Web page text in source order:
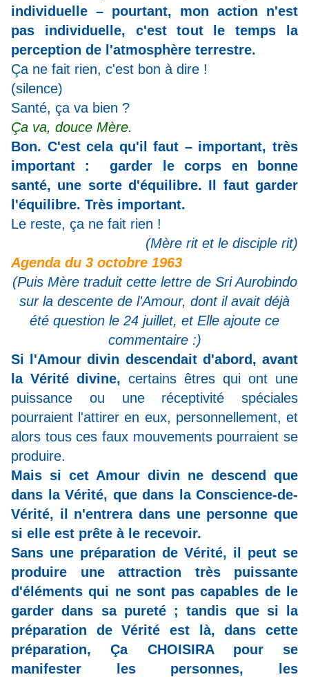
individuelle – pourtant, mon action n'est
pas individuelle, c'est tout le temps la
perception de l'atmosphère terrestre.
Ça ne fait rien, c'est bon à dire !
(silence)
Santé, ça va bien ?
Ça va, douce Mère.
Bon. C'est cela qu'il faut – important, très
important : garder le corps en bonne
santé, une sorte d'équilibre. Il faut garder
l'équilibre. Très important.
Le reste, ça ne fait rien !
(Mère rit et le disciple rit)
Agenda du 3 octobre 1963
(Puis Mère traduit cette lettre de Sri Aurobindo
sur la descente de l'Amour, dont il avait déjà
été question le 24 juillet, et Elle ajoute ce
commentaire :)
Si l'Amour divin descendait d'abord, avant
la Vérité divine, certains êtres qui ont une
puissance ou une réceptivité spéciales
pourraient l'attirer en eux, personnellement, et
alors tous ces faux mouvements pourraient se
produire.
Mais si cet Amour divin ne descend que
dans la Vérité, que dans la Conscience-de-
Vérité, il n'entrera dans une personne que
si elle est prête à le recevoir.
Sans une préparation de Vérité, il peut se
produire une attraction très puissante
d'éléments qui ne sont pas capables de le
garder dans sa pureté ; tandis que si la
préparation de Vérité est là, dans cette
préparation, Ça CHOISIRA pour se
manifester les personnes, les